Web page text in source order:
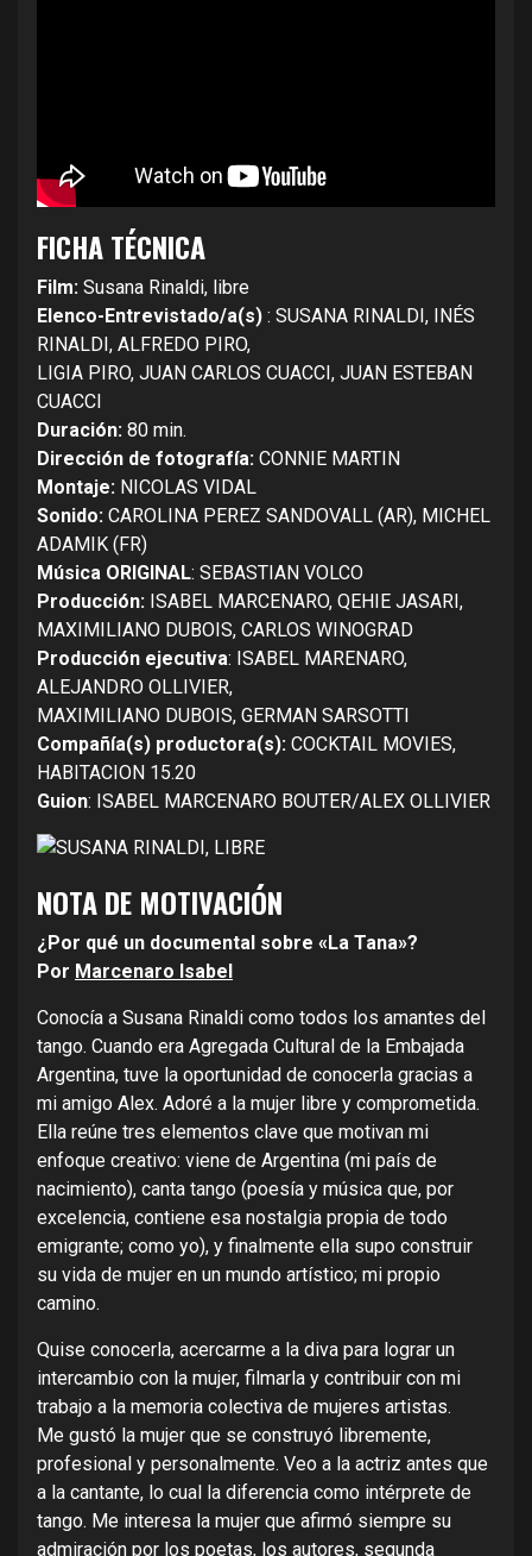
FICHA TÉCNICA
Film: Susana Rinaldi, libre
Elenco-Entrevistado/a(s) : SUSANA RINALDI, INÉS
RINALDI, ALFREDO PIRO,
LIGIA PIRO, JUAN CARLOS CUACCI, JUAN ESTEBAN
CUACCI
Duración: 80 min.
Dirección de fotografía: CONNIE MARTIN
Montaje: NICOLAS VIDAL
Sonido: CAROLINA PEREZ SANDOVALL (AR), MICHEL
ADAMIK (FR)
Música ORIGINAL: SEBASTIAN VOLCO
Producción: ISABEL MARCENARO, QEHIE JASARI,
MAXIMILIANO DUBOIS, CARLOS WINOGRAD
Producción ejecutiva: ISABEL MARENARO,
ALEJANDRO OLLIVIER,
MAXIMILIANO DUBOIS, GERMAN SARSOTTI
Compañía(s) productora(s): COCKTAIL MOVIES,
HABITACION 15.20
Guion: ISABEL MARCENARO BOUTER/ALEX OLLIVIER
NOTA DE MOTIVACIÓN
¿Por qué un documental sobre «La Tana»?
Por Marcenaro Isabel
Conocía a Susana Rinaldi como todos los amantes del
tango. Cuando era Agregada Cultural de la Embajada
Argentina, tuve la oportunidad de conocerla gracias a
mi amigo Alex. Adoré a la mujer libre y comprometida.
Ella reúne tres elementos clave que motivan mi
enfoque creativo: viene de Argentina (mi país de
nacimiento), canta tango (poesía y música que, por
excelencia, contiene esa nostalgia propia de todo
emigrante; como yo), y finalmente ella supo construir
su vida de mujer en un mundo artístico; mi propio
camino.
Quise conocerla, acercarme a la diva para lograr un
intercambio con la mujer, filmarla y contribuir con mi
trabajo a la memoria colectiva de mujeres artistas.
Me gustó la mujer que se construyó libremente,
profesional y personalmente. Veo a la actriz antes que
a la cantante, lo cual la diferencia como intérprete de
tango. Me interesa la mujer que afirmó siempre su
admiración por los poetas, los autores, segunda